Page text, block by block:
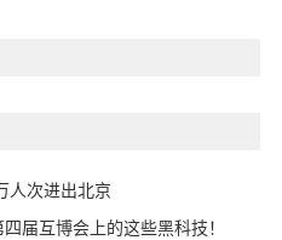
人次进出北京
届互博会上的这些黑科技！